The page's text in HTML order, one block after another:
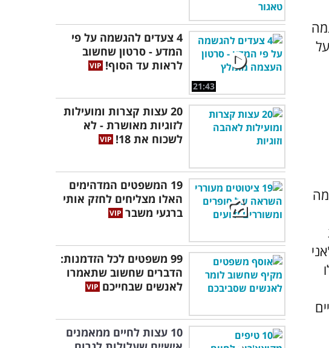
21:43
4 צעדים להגשמה על פי
המדע - סרטון שחשוב
לראות עד הסוף!
20 עצות קצרות ומועילות
לזוגיות מאושרת - לא
לשכוח את 18!
19 המשפטים המדהימים
האלו מצליחים לחזק אותי
ברגעי משבר
99 משפטים לכל הזדמנות:
הדברים שחשוב שתאמרו
לאנשים שבחייכם
10 עצות לחיים ממאמנים